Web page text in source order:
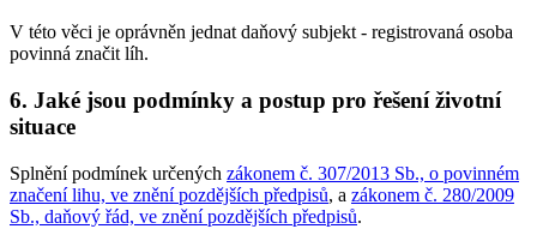
V této věci je oprávněn jednat daňový subjekt - registrovaná osoba
povinná značit líh.
6. Jaké jsou podmínky a postup pro řešení životní
situace
Splnění podmínek určených zákonem č. 307/2013 Sb., o povinném
značení lihu, ve znění pozdějších předpisů, a zákonem č. 280/2009
Sb., daňový řád, ve znění pozdějších předpisů.